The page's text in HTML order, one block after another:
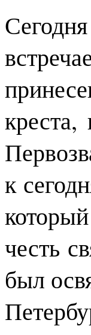
к
честь
был